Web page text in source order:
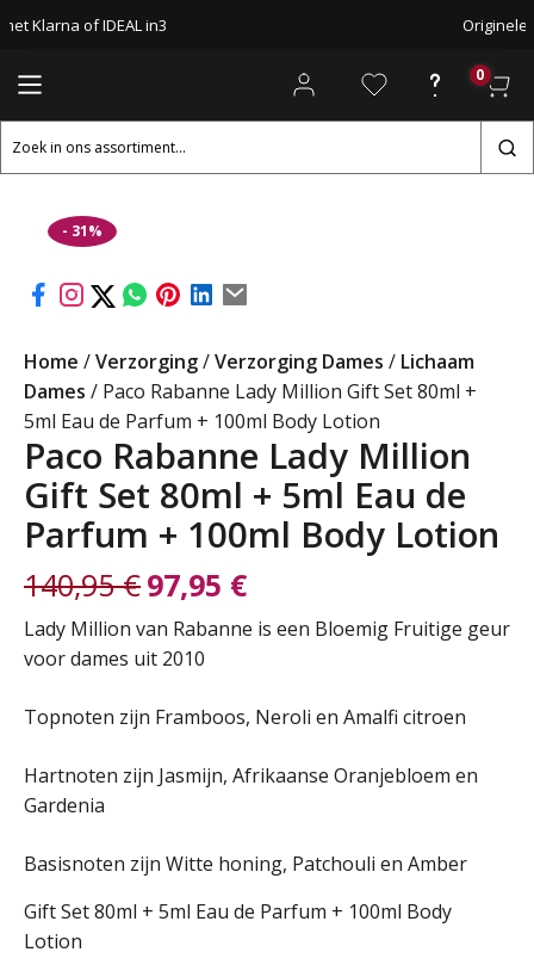
Klarna of IDEAL in3 Originele
0
Zoeken
naar:
- 31%
Home /Verzorging/Verzorging Dames / Lichaam
Dames / Paco Rabanne Lady Million Gift Set 80ml +
5ml Eau de Parfum + 100ml Body Lotion
Paco Rabanne Lady Million
Gift Set 80ml + 5ml Eau de
Parfum + 100ml Body Lotion
140,95€
Oorspronkelijke
prijs
was:
140,95 €.
97,95 €
Huidige
prijs
is:
97,95 €.
Lady Million van Rabanne is een Bloemig Fruitige geur
voor dames uit 2010
Topnoten zijn Framboos, Neroli en Amalfi citroen
Hartnoten zijn Jasmijn, Afrikaanse Oranjebloem en
Gardenia
Basisnoten zijn Witte honing, Patchouli en Amber
Gift Set 80ml + 5ml Eau de Parfum + 100ml Body
Lotion